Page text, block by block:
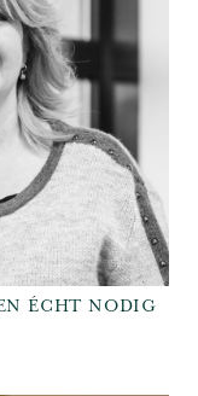
ÉCHT NODIG